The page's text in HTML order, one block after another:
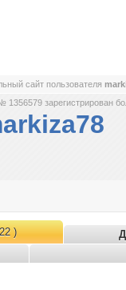
сайт пользователя
1356579 зарегистрирован
)